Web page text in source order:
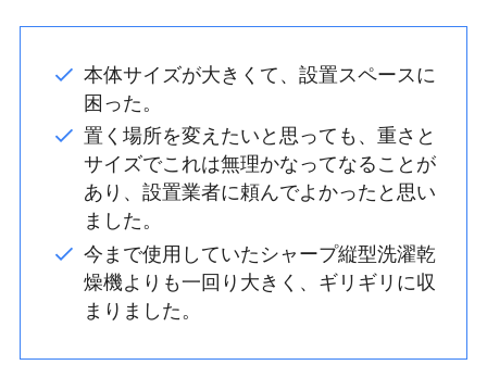
本体サイズが大きくて、設置スペースに
困った。
置く場所を変えたいと思っても、重さと
サイズでこれは無理かなってなることが
あり、設置業者に頼んでよかったと思い
ました。
今まで使用していたシャープ縦型洗濯乾
燥機よりも一回り大きく、ギリギリに収
まりました。